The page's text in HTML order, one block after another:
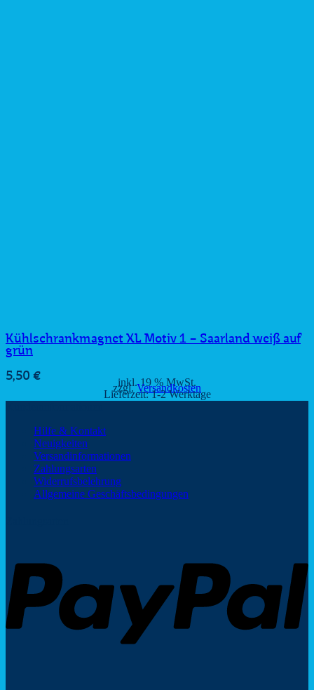
Kühlschrankmagnet XL Motiv 1 – Saarland weiß auf
grün
5,50 € inkl. 19 % MwSt.
zzgl.Versandkosten
Lieferzeit:1-2 Werktage
Hilfe & Kontakt
Neuigkeiten
Versandinformationen
Zahlungsarten
Widerrufsbelehrung
Allgemeine Geschäftsbedingungen